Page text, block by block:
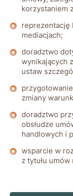
korzystaniem
reprezentację
mediacjach;
doradztwo
wynikających
ustaw
zmiany
doradztwo
obsłudze
handlowych i
wsparcie w
z tytułu